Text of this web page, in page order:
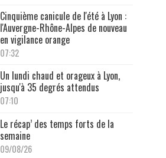
Cinquième canicule de l'été à Lyon :
l'Auvergne-Rhône-Alpes de nouveau
en vigilance orange
07:32
Un lundi chaud et orageux à Lyon,
jusqu'à 35 degrés attendus
07:10
Le récap’ des temps forts de la
semaine
09/08/26